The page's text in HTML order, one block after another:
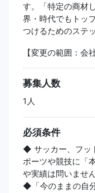
す。「特定の商材
界・時代でもトッ
つけるためのステ
【変更の範囲：会
募集人数
1人
必須条件
◆ サッカー、フッ
ポーツや競技に「
や実績は問いません
◆「今のままの自